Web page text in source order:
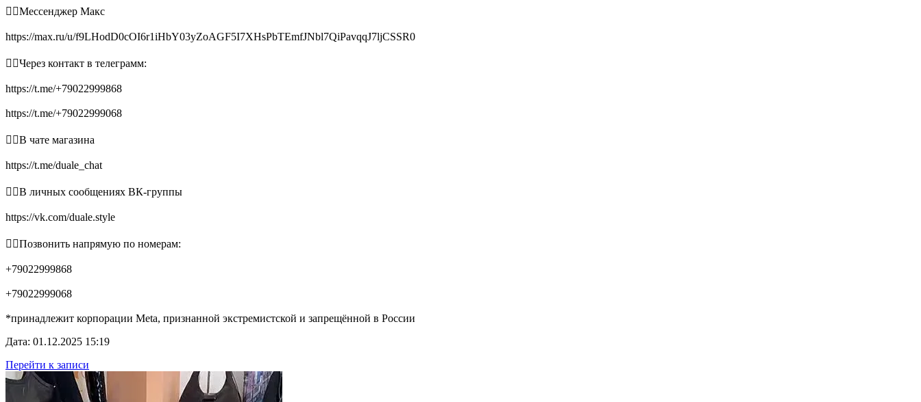
👉🏻Мессенджер Макс
https://max.ru/u/f9LHodD0cOI6r1iHbY03yZoAGF5I7XHsPbTEmfJNbl7QiPavqqJ7ljCSSR0
👉🏻Через контакт в телеграмм:
https://t.me/+79022999868
https://t.me/+79022999068
👉🏻В чате магазина
https://t.me/duale_chat
👉🏻В личных сообщениях ВК-группы
https://vk.com/duale.style
👉🏻Позвонить напрямую по номерам:
+79022999868
+79022999068
*принадлежит корпорации Meta, признанной экстремистской и запрещённой в России
Дата: 01.12.2025 15:19
Перейти к записи